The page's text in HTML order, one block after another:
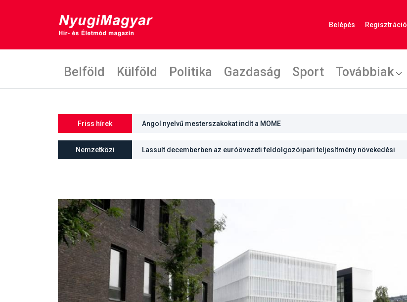
Belépés Regisztráció
Belföld Külföld Politika Gazdaság Sport Továbbiak
Friss hírek Angol nyelvű mesterszakokat indít a MOME
Nemzetközi Lassult decemberben az euróövezeti feldolgozóipari teljesítmény növekedési